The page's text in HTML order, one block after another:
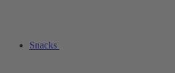
Snacks